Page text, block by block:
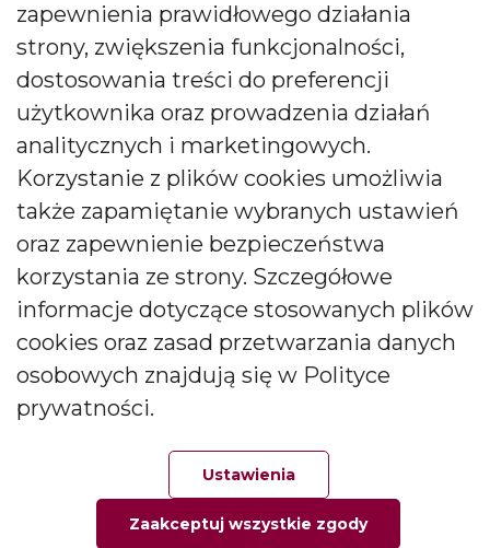
Ulubione Zamówienie
Zadzwoń do nas pod numer:
0048 71 313 91 91
biuro@bartek-candles.com
Copyright © 2026 Producent świec i dyfuzorów Bartek
Candles. All rights reserved.
zapewnienia prawidłowego działania
strony, zwiększenia funkcjonalności,
dostosowania treści do preferencji
użytkownika oraz prowadzenia działań
analitycznych i marketingowych.
Korzystanie z plików cookies umożliwia
także zapamiętanie wybranych ustawień
oraz zapewnienie bezpieczeństwa
korzystania ze strony. Szczegółowe
informacje dotyczące stosowanych plików
cookies oraz zasad przetwarzania danych
osobowych znajdują się w Polityce
prywatności.
Ustawienia
Zaakceptuj wszystkie zgody